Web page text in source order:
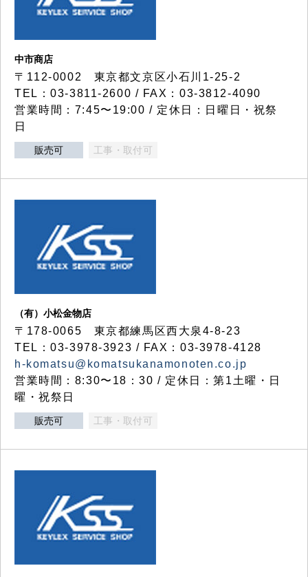
中市商店
〒112-0002 東京都文京区小石川1-25-2
TEL：03-3811-2600 / FAX：03-3812-4090
営業時間：7:45〜19:00 / 定休日：日曜日・祝祭
日
販売可 工事・取付可
（有）小松金物店
〒178-0065 東京都練馬区西大泉4-8-23
TEL：03-3978-3923 / FAX：03-3978-4128
h-komatsu@komatsukanamonoten.co.jp
営業時間：8:30〜18：30 / 定休日：第1土曜・日
曜・祝祭日
販売可 工事・取付可